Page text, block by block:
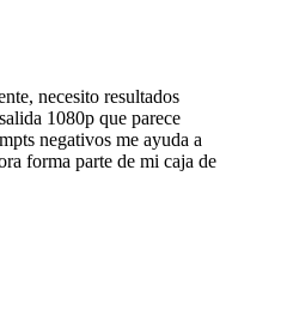
necesito resultados
1080p que parece
negativos me ayuda a
forma parte de mi caja de